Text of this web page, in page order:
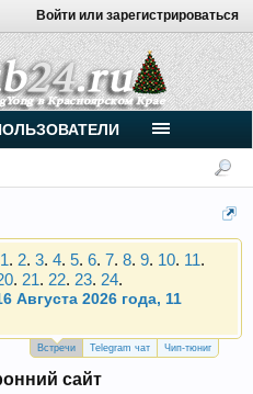
Войти или зарегистрироваться
нашего клуба!
вTelegram-чате.
дизелей от
1.2.3.4.5.6.7.8.9.10.11.
20 .21. 22 .23. 24
2026 года, 11
клуба!
вTelegram-чате
Встречи Telegram чат Чип-тюниг
сайт